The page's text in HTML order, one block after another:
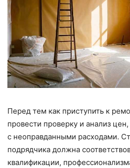
Перед тем как приступить к
провести проверку и анализ
с неоправданными расходами.
подрядчика должна
квалификации,